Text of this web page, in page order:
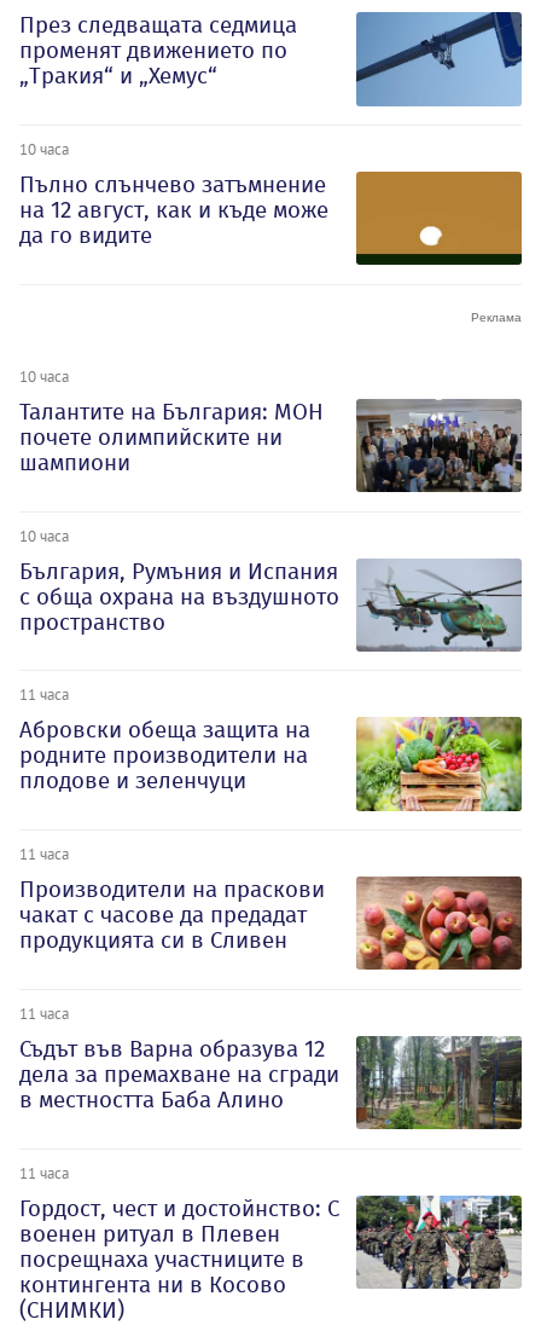
През следващата седмица
променят движението по
„Тракия“ и „Хемус“
10 часа
Пълно слънчево затъмнение
на 12 август, как и къде може
да го видите
10 часа
Талантите на България: МОН
почете олимпийските ни
шампиони
10 часа
България, Румъния и Испания
с обща охрана на въздушното
пространство
11 часа
Абровски обеща защита на
родните производители на
плодове и зеленчуци
11 часа
Производители на праскови
чакат с часове да предадат
продукцията си в Сливен
11 часа
Съдът във Варна образува 12
дела за премахване на сгради
в местността Баба Алино
11 часа
Гордост, чест и достойнство: С
военен ритуал в Плевен
посрещнаха участниците в
контингента ни в Косово
(СНИМКИ)